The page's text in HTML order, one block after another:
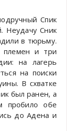
Спик
Неудачу Сник
в тюрьму.
племен и три
на лагерь
на поиски
В схватке
был ранен, а
пробило обе
до Адена и